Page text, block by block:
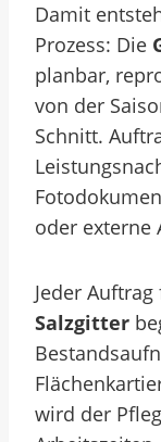
Damit
Prozess: Die
planbar,
von der
Schnitt.
oder externe
Jeder
Salzgitter
wird der